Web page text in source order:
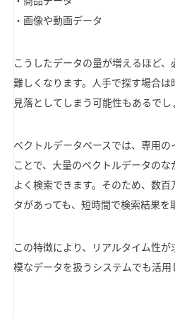
・画像や動画データ
こうしたデータの量が増えるほど
難しくなります。人手で探す場合
見落としてしまう可能性もあるでし
ベクトルデータベースでは、専用
ことで、大量のベクトルデータの
よく検索できます。そのため、数
タがあっても、短時間で検索結果を
この特徴により、リアルタイム性
模なデータを扱うシステムでも活用